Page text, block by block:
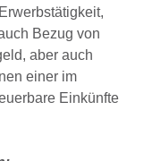
Bezug von
aber auch
einer im
Einkünfte